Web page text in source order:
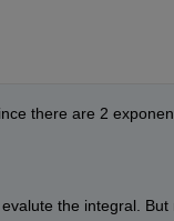
there are 2
the integral. But